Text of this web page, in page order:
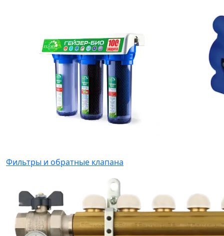
Фильтры и обратные клапана